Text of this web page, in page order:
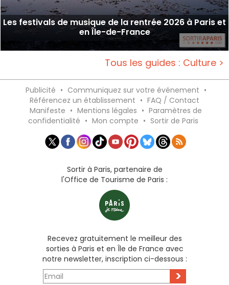
Les festivals de musique de la rentrée 2026 à Paris et
en Île-de-France
Tous les guides : Culture >
Publicité • Communiquez sur votre événement •
Référencez un établissement • FAQ / Contact
Manifeste • Mentions légales • Paramètres de
confidentialité • Mon compte • Sortir de Paris
Sortir à Paris, partenaire de
l'Office de Tourisme de Paris :
Recevez gratuitement le meilleur des
sorties à Paris et en Île de France avec
notre newsletter, inscription ci-dessous :
>